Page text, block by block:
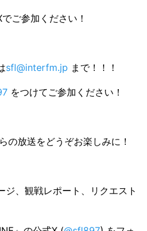
ご参加ください！
sfl@interfm.jp まで！！！
をつけてご参加ください！
の放送をどうぞお楽しみに！
ジ、観戦レポート、リクエスト